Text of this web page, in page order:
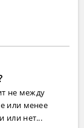
не между
или менее
или нет...